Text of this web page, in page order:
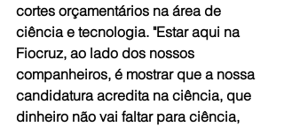
cortes orçamentários na área de
ciência e tecnologia. "Estar aqui na
Fiocruz, ao lado dos nossos
companheiros, é mostrar que a nossa
candidatura acredita na ciência, que
dinheiro não vai faltar para ciência,